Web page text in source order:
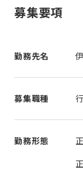
募集要項
勤務先名
募集職種
勤務形態